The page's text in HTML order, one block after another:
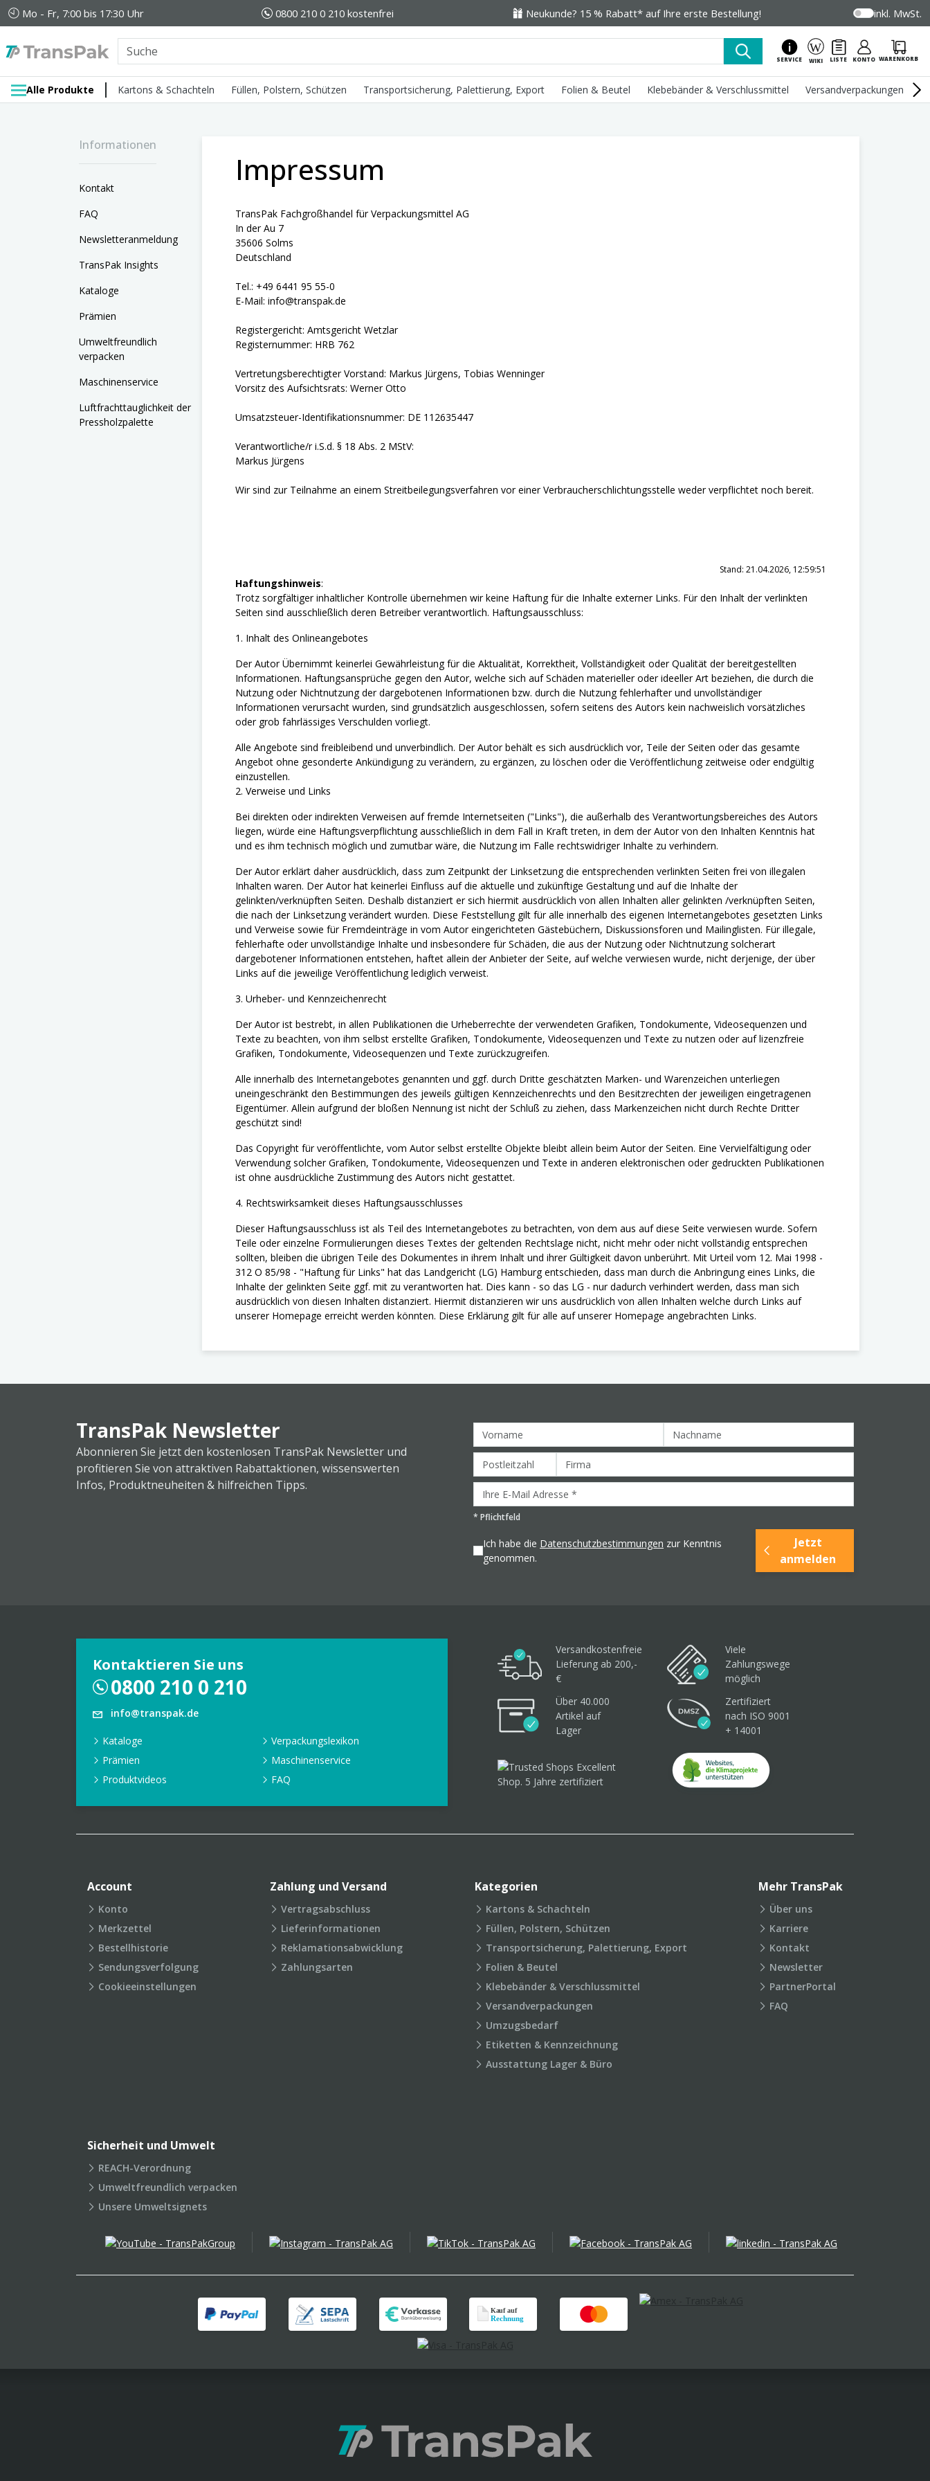
Mo - Fr, 7:00 bis 17:30 Uhr 0800 210 0 210 kostenfrei Neukunde? 15 % Rabatt* auf Ihre erste Bestellung! inkl. MwSt.
SERVICE WIKI LISTE KONTO WARENKORB
Alle Produkte Kartons & Schachteln Füllen, Polstern, Schützen Transportsicherung, Palettierung, Export Folien & Beutel Klebebänder & Verschlussmittel Versandverpackungen
Informationen
Kontakt
FAQ
Newsletteranmeldung
TransPak Insights
Kataloge
Prämien
Umweltfreundlich
verpacken
Maschinenservice
Luftfrachttauglichkeit der
Pressholzpalette
Impressum
TransPak Fachgroßhandel für Verpackungsmittel AG
In der Au 7
35606 Solms
Deutschland
Tel.: +49 6441 95 55-0
E-Mail: info@transpak.de
Registergericht: Amtsgericht Wetzlar
Registernummer: HRB 762
Vertretungsberechtigter Vorstand: Markus Jürgens, Tobias Wenninger
Vorsitz des Aufsichtsrats: Werner Otto
Umsatzsteuer-Identifikationsnummer: DE 112635447
Verantwortliche/r i.S.d. § 18 Abs. 2 MStV:
Markus Jürgens
Wir sind zur Teilnahme an einem Streitbeilegungsverfahren vor einer Verbraucherschlichtungsstelle weder verpflichtet noch bereit.
Stand: 21.04.2026, 12:59:51
Haftungshinweis:
Trotz sorgfältiger inhaltlicher Kontrolle übernehmen wir keine Haftung für die Inhalte externer Links. Für den Inhalt der verlinkten
Seiten sind ausschließlich deren Betreiber verantwortlich. Haftungsausschluss:
1. Inhalt des Onlineangebotes
Der Autor Übernimmt keinerlei Gewährleistung für die Aktualität, Korrektheit, Vollständigkeit oder Qualität der bereitgestellten
Informationen. Haftungsansprüche gegen den Autor, welche sich auf Schäden materieller oder ideeller Art beziehen, die durch die
Nutzung oder Nichtnutzung der dargebotenen Informationen bzw. durch die Nutzung fehlerhafter und unvollständiger
Informationen verursacht wurden, sind grundsätzlich ausgeschlossen, sofern seitens des Autors kein nachweislich vorsätzliches
oder grob fahrlässiges Verschulden vorliegt.
Alle Angebote sind freibleibend und unverbindlich. Der Autor behält es sich ausdrücklich vor, Teile der Seiten oder das gesamte
Angebot ohne gesonderte Ankündigung zu verändern, zu ergänzen, zu löschen oder die Veröffentlichung zeitweise oder endgültig
einzustellen.
2. Verweise und Links
Bei direkten oder indirekten Verweisen auf fremde Internetseiten ("Links"), die außerhalb des Verantwortungsbereiches des Autors
liegen, würde eine Haftungsverpflichtung ausschließlich in dem Fall in Kraft treten, in dem der Autor von den Inhalten Kenntnis hat
und es ihm technisch möglich und zumutbar wäre, die Nutzung im Falle rechtswidriger Inhalte zu verhindern.
Der Autor erklärt daher ausdrücklich, dass zum Zeitpunkt der Linksetzung die entsprechenden verlinkten Seiten frei von illegalen
Inhalten waren. Der Autor hat keinerlei Einfluss auf die aktuelle und zukünftige Gestaltung und auf die Inhalte der
gelinkten/verknüpften Seiten. Deshalb distanziert er sich hiermit ausdrücklich von allen Inhalten aller gelinkten /verknüpften Seiten,
die nach der Linksetzung verändert wurden. Diese Feststellung gilt für alle innerhalb des eigenen Internetangebotes gesetzten Links
und Verweise sowie für Fremdeinträge in vom Autor eingerichteten Gästebüchern, Diskussionsforen und Mailinglisten. Für illegale,
fehlerhafte oder unvollständige Inhalte und insbesondere für Schäden, die aus der Nutzung oder Nichtnutzung solcherart
dargebotener Informationen entstehen, haftet allein der Anbieter der Seite, auf welche verwiesen wurde, nicht derjenige, der über
Links auf die jeweilige Veröffentlichung lediglich verweist.
3. Urheber- und Kennzeichenrecht
Der Autor ist bestrebt, in allen Publikationen die Urheberrechte der verwendeten Grafiken, Tondokumente, Videosequenzen und
Texte zu beachten, von ihm selbst erstellte Grafiken, Tondokumente, Videosequenzen und Texte zu nutzen oder auf lizenzfreie
Grafiken, Tondokumente, Videosequenzen und Texte zurückzugreifen.
Alle innerhalb des Internetangebotes genannten und ggf. durch Dritte geschätzten Marken- und Warenzeichen unterliegen
uneingeschränkt den Bestimmungen des jeweils gültigen Kennzeichenrechts und den Besitzrechten der jeweiligen eingetragenen
Eigentümer. Allein aufgrund der bloßen Nennung ist nicht der Schluß zu ziehen, dass Markenzeichen nicht durch Rechte Dritter
geschützt sind!
Das Copyright für veröffentlichte, vom Autor selbst erstellte Objekte bleibt allein beim Autor der Seiten. Eine Vervielfältigung oder
Verwendung solcher Grafiken, Tondokumente, Videosequenzen und Texte in anderen elektronischen oder gedruckten Publikationen
ist ohne ausdrückliche Zustimmung des Autors nicht gestattet.
4. Rechtswirksamkeit dieses Haftungsausschlusses
Dieser Haftungsausschluss ist als Teil des Internetangebotes zu betrachten, von dem aus auf diese Seite verwiesen wurde. Sofern
Teile oder einzelne Formulierungen dieses Textes der geltenden Rechtslage nicht, nicht mehr oder nicht vollständig entsprechen
sollten, bleiben die übrigen Teile des Dokumentes in ihrem Inhalt und ihrer Gültigkeit davon unberührt. Mit Urteil vom 12. Mai 1998 -
312 O 85/98 - "Haftung für Links" hat das Landgericht (LG) Hamburg entschieden, dass man durch die Anbringung eines Links, die
Inhalte der gelinkten Seite ggf. mit zu verantworten hat. Dies kann - so das LG - nur dadurch verhindert werden, dass man sich
ausdrücklich von diesen Inhalten distanziert. Hiermit distanzieren wir uns ausdrücklich von allen Inhalten welche durch Links auf
unserer Homepage erreicht werden könnten. Diese Erklärung gilt für alle auf unserer Homepage angebrachten Links.
TransPak Newsletter
Abonnieren Sie jetzt den kostenlosen TransPak Newsletter und
profitieren Sie von attraktiven Rabattaktionen, wissenswerten
Infos, Produktneuheiten & hilfreichen Tipps.
* Pflichtfeld
Ich habe die Datenschutzbestimmungen zur Kenntnis
genommen.
Jetzt
anmelden
Kontaktieren Sie uns
0800 210 0 210
info@transpak.de
Kataloge
Verpackungslexikon
Prämien
Maschinenservice
Produktvideos
FAQ
Versandkostenfreie
Lieferung ab 200,-
€
Viele
Zahlungswege
möglich
Über 40.000
Artikel auf
Lager
Zertifiziert
nach ISO 9001
+ 14001
Account
Konto
Merkzettel
Bestellhistorie
Sendungsverfolgung
Cookieeinstellungen
Zahlung und Versand
Vertragsabschluss
Lieferinformationen
Reklamationsabwicklung
Zahlungsarten
Kategorien
Kartons & Schachteln
Füllen, Polstern, Schützen
Transportsicherung, Palettierung, Export
Folien & Beutel
Klebebänder & Verschlussmittel
Versandverpackungen
Umzugsbedarf
Etiketten & Kennzeichnung
Ausstattung Lager & Büro
Mehr TransPak
Über uns
Karriere
Kontakt
Newsletter
PartnerPortal
FAQ
Sicherheit und Umwelt
REACH-Verordnung
Umweltfreundlich verpacken
Unsere Umweltsignets